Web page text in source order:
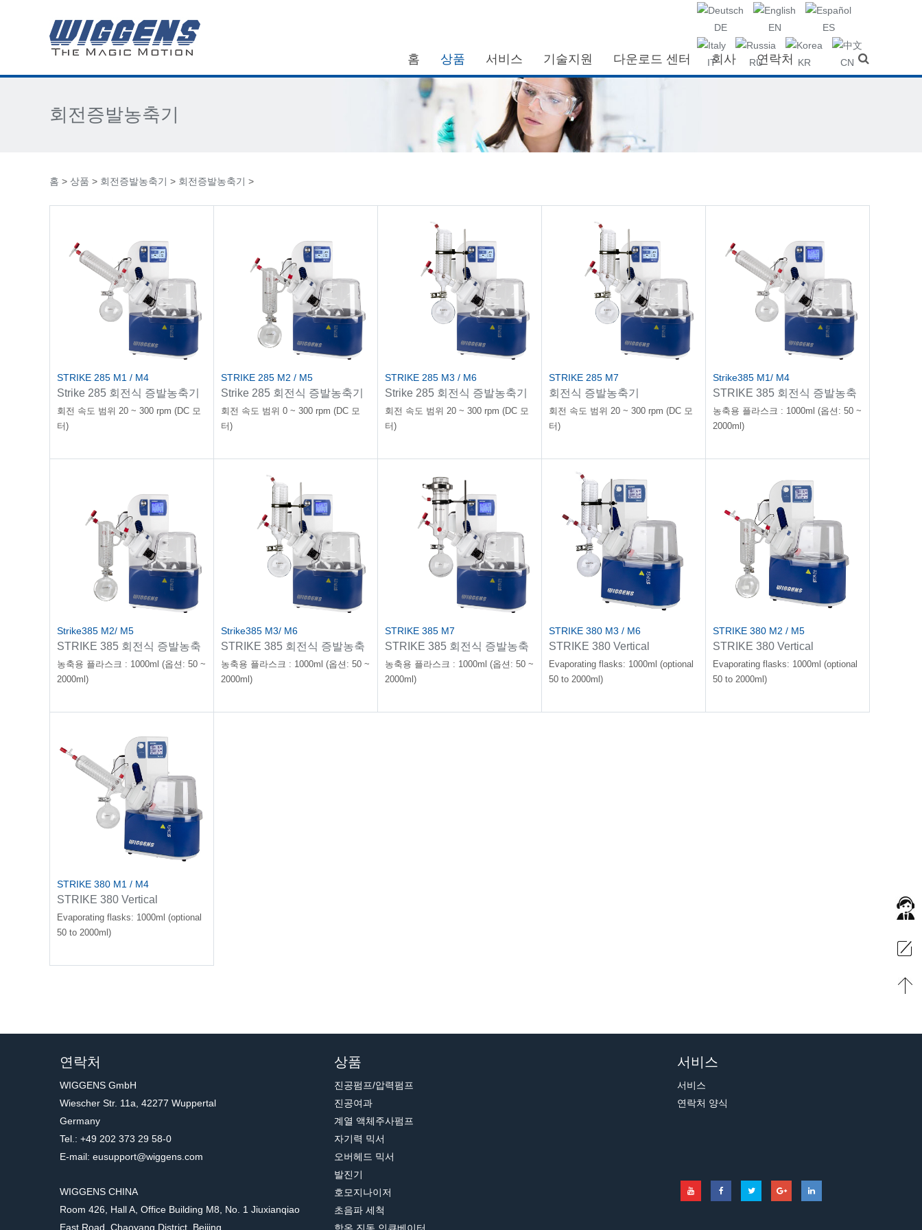
DE EN ES
IT RU KR CN
홈 상품 서비스 기술지원 다운로드 센터 회사 연락처
회전증발농축기
홈 > 상품 > 회전증발농축기 > 회전증발농축기 >
STRIKE 285 M1 / M4
Strike 285 회전식 증발농축기
회전 속도 범위 20 ~ 300 rpm (DC 모
터)
STRIKE 285 M2 / M5
Strike 285 회전식 증발농축기
회전 속도 범위 0 ~ 300 rpm (DC 모
터)
STRIKE 285 M3 / M6
Strike 285 회전식 증발농축기
회전 속도 범위 20 ~ 300 rpm (DC 모
터)
STRIKE 285 M7
회전식 증발농축기
회전 속도 범위 20 ~ 300 rpm (DC 모
터)
Strike385 M1/ M4
STRIKE 385 회전식 증발농축
기
농축용 플라스크 : 1000ml (옵션: 50 ~
2000ml)
Strike385 M2/ M5
STRIKE 385 회전식 증발농축
기
농축용 플라스크 : 1000ml (옵션: 50 ~
2000ml)
Strike385 M3/ M6
STRIKE 385 회전식 증발농축
기
농축용 플라스크 : 1000ml (옵션: 50 ~
2000ml)
STRIKE 385 M7
STRIKE 385 회전식 증발농축
기
농축용 플라스크 : 1000ml (옵션: 50 ~
2000ml)
STRIKE 380 M3 / M6
STRIKE 380 Vertical
glassware (Steam rising type)
Evaporating flasks: 1000ml (optional
50 to 2000ml)
STRIKE 380 M2 / M5
STRIKE 380 Vertical
glassware (Steam sinking
type)
Evaporating flasks: 1000ml (optional
50 to 2000ml)
STRIKE 380 M1 / M4
STRIKE 380 Vertical
glassware(Slanting
glassware)
Evaporating flasks: 1000ml (optional
50 to 2000ml)
연락처
WIGGENS GmbH
Wiescher Str. 11a, 42277 Wuppertal
Germany
Tel.: +49 202 373 29 58-0
E-mail: eusupport@wiggens.com
WIGGENS CHINA
Room 426, Hall A, Office Building M8, No. 1 Jiuxianqiao
East Road, Chaoyang District, Beijing
상품
진공펌프/압력펌프
진공여과
계열 액체주사펌프
자기력 믹서
오버헤드 믹서
발진기
호모지나이저
초음파 세척
서비스
서비스
연락처 양식